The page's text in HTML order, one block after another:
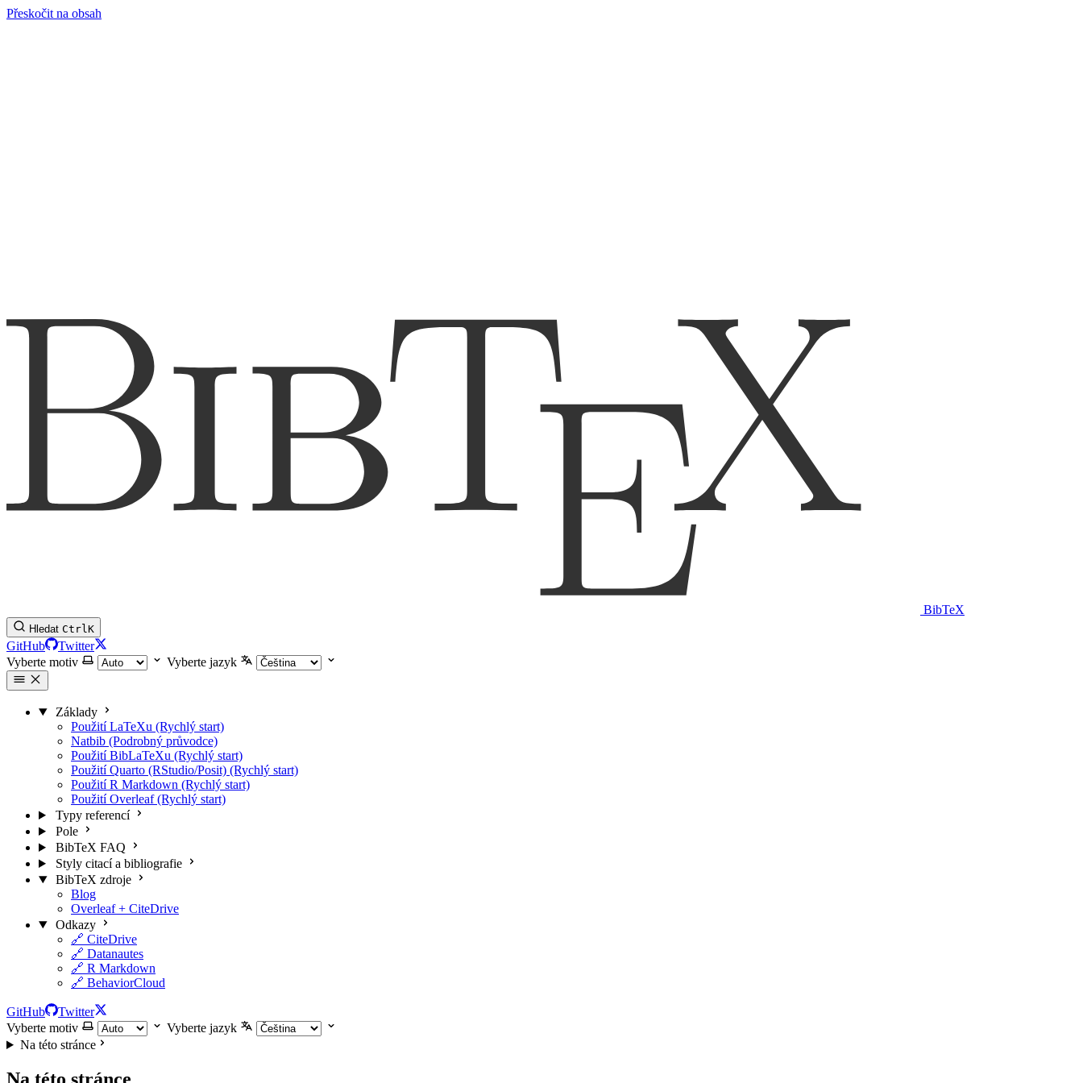
Přeskočit na obsah
BibTeX
Hledat CtrlK
GitHub
Twitter
Vyberte motiv
Vyberte jazyk
Základy
Použití LaTeXu (Rychlý start)
Natbib (Podrobný průvodce)
Použití BibLaTeXu (Rychlý start)
Použití Quarto (RStudio/Posit) (Rychlý start)
Použití R Markdown (Rychlý start)
Použití Overleaf (Rychlý start)
Typy referencí
Pole
BibTeX FAQ
Styly citací a bibliografie
BibTeX zdroje
Blog
Overleaf + CiteDrive
Odkazy
🔗 CiteDrive
🔗 Datanautes
🔗 R Markdown
🔗 BehaviorCloud
GitHub
Twitter
Vyberte motiv
Vyberte jazyk
Na této stránce